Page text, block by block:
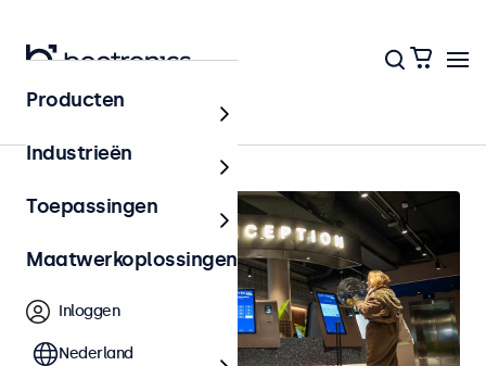
Kiosks & Self-Service
Producten
Industrieën
Toepassingen
Maatwerkoplossingen
Inloggen
Nederland